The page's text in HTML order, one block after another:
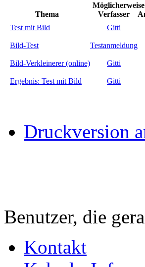
Thema
Verfasser
Test mit Bild
Gitti
Bild-Test
Testanmeldung
Bild-Verkleinerer (online)
Gitti
Ergebnis: Test mit Bild
Gitti
Druckversion
Benutzer, die
Kontakt